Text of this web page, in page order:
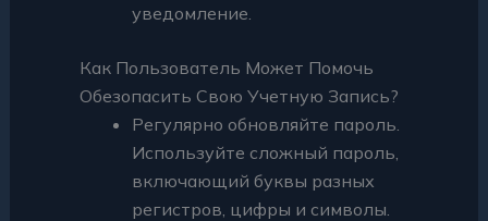
уведомление.
Как Пользователь Может Помочь
Обезопасить Свою Учетную Запись?
Регулярно обновляйте пароль.
Используйте сложный пароль,
включающий буквы разных
регистров, цифры и символы.